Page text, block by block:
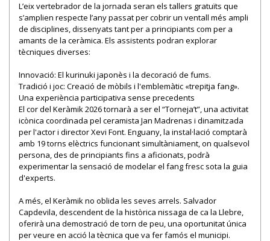
L’eix vertebrador de la jornada seran els tallers gratuïts que
s’amplien respecte l’any passat per cobrir un ventall més ampli
de disciplines, dissenyats tant per a principiants com per a
amants de la ceràmica. Els assistents podran explorar
tècniques diverses:
Innovació: El kurinuki japonès i la decoració de fums.
Tradició i joc: Creació de mòbils i l'emblemàtic «trepitja fang».
Una experiència participativa sense precedents
El cor del Keràmik 2026 tornarà a ser el “Torneja’t”, una activitat
icònica coordinada pel ceramista Jan Madrenas i dinamitzada
per l'actor i director Xevi Font. Enguany, la instal·lació comptarà
amb 19 torns elèctrics funcionant simultàniament, on qualsevol
persona, des de principiants fins a aficionats, podrà
experimentar la sensació de modelar el fang fresc sota la guia
d'experts.
A més, el Keràmik no oblida les seves arrels. Salvador
Capdevila, descendent de la històrica nissaga de ca la Llebre,
oferirà una demostració de torn de peu, una oportunitat única
per veure en acció la tècnica que va fer famós el municipi.